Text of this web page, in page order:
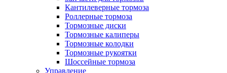
Кантилеверные тормоза
Роллерные тормоза
Тормозные диски
Тормозные калиперы
Тормозные колодки
Тормозные рукоятки
Шоссейные тормоза
Управление